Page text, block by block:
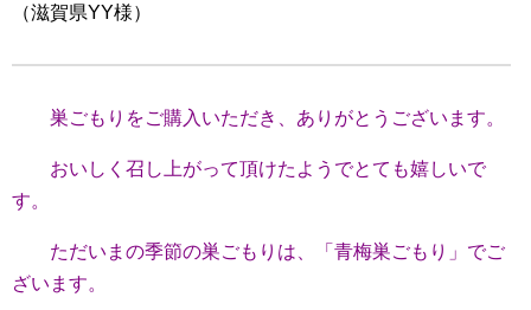
（滋賀県YY様）
巣ごもりをご購入いただき、ありがとうございます。
おいしく召し上がって頂けたようでとても嬉しいで
す。
ただいまの季節の巣ごもりは、「青梅巣ごもり」でご
ざいます。